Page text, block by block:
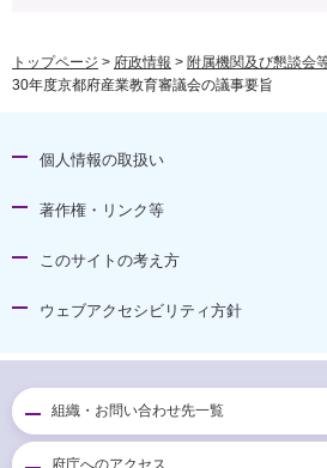
トップページ > 府政情報 > 附属機関及び懇談会
30年度京都府産業教育審議会の議事要旨
個人情報の取扱い
著作権・リンク等
このサイトの考え方
ウェブアクセシビリティ方針
組織・お問い合わせ先一覧